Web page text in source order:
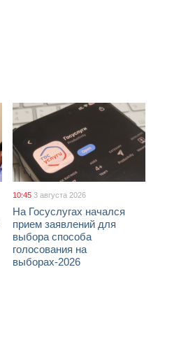
10:45 3 августа 2026
На Госуслугах начался
прием заявлений для
выбора способа
голосования на
выборах-2026